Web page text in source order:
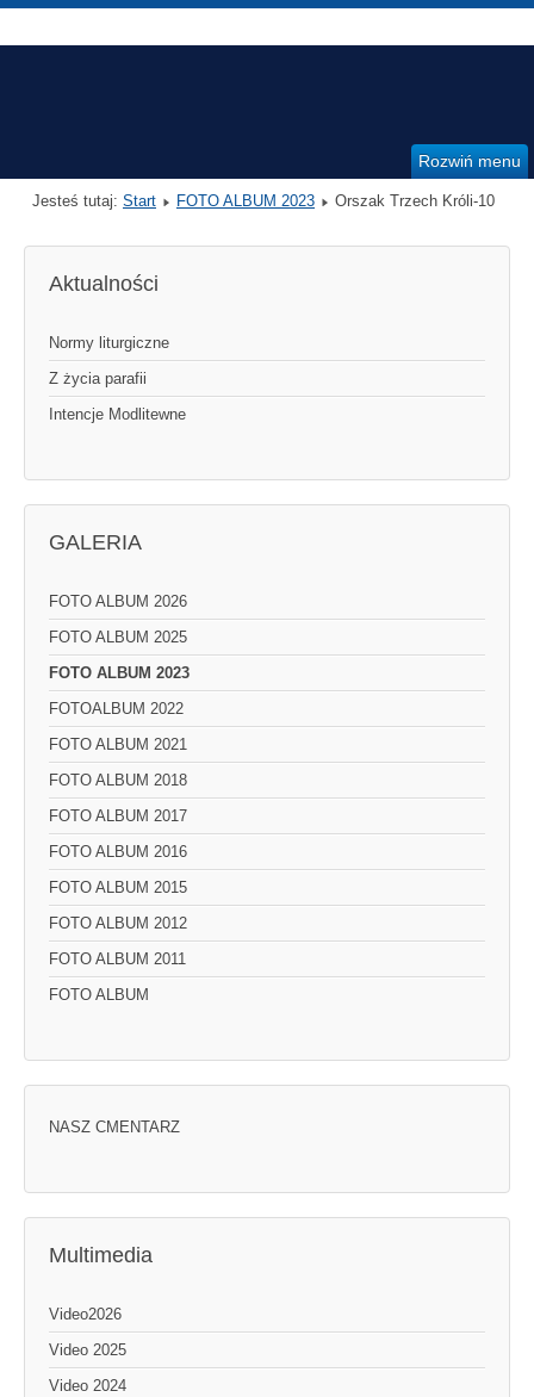
Rozwiń menu
Jesteś tutaj: Start FOTO ALBUM 2023 Orszak Trzech Króli-10
Aktualności
Normy liturgiczne
Z życia parafii
Intencje Modlitewne
GALERIA
FOTO ALBUM 2026
FOTO ALBUM 2025
FOTO ALBUM 2023
FOTOALBUM 2022
FOTO ALBUM 2021
FOTO ALBUM 2018
FOTO ALBUM 2017
FOTO ALBUM 2016
FOTO ALBUM 2015
FOTO ALBUM 2012
FOTO ALBUM 2011
FOTO ALBUM
NASZ CMENTARZ
Multimedia
Video2026
Video 2025
Video 2024